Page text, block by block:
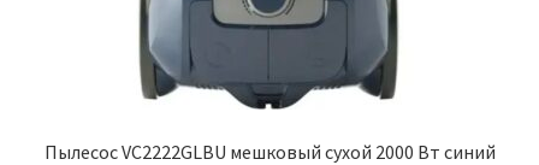
Пылесос VC2222GLBU мешковый сухой 2000 Вт синий